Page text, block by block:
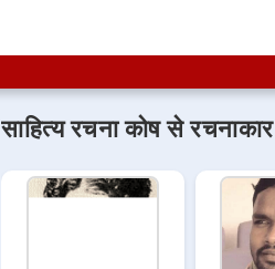
साहित्य रचना कोष से रचनाकार